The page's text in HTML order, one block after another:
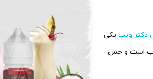
ویپ یکی
است و حس